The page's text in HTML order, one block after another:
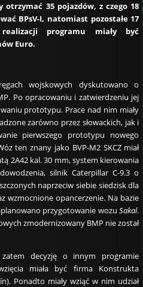
otrzymać 35 pojazdów, z czego 18
BPsV-I, natomiast pozostałe 17
programu miały być
Euro.
wojskowych dyskutowano o
Po opracowaniu i zatwierdzeniu jej
prototypu. Prace nad nim miały
zarówno przez słowackich, jak i
pierwszego prototypu nowego
ten znany jako BVP-M2 SKCZ miał
2A42 kal. 30 mm, system kierowania
silnik Caterpillar C-9.3 o
naprzeciw siebie siedzisk dla
wzmocnione opancerzenie. Na bazie
przygotowanie wozuSakal.
zmodernizowany BMP nie został
zatem decyzję o innym programie
miała być firma Konstrukta
Ponadto miały wziąć w nim udział